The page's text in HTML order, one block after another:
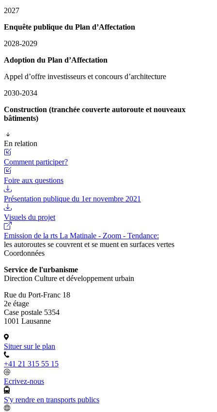
2027
Enquête publique du Plan d’Affectation
2028-2029
Adoption du Plan d’Affectation
Appel d’offre investisseurs et concours d’architecture
2030-2034
Construction (tranchée couverte autoroute et nouveaux
bâtiments)
En relation
Comment participer?
Foire aux questions
Présentation publique du 1er novembre 2021
Visuels du projet
Emission de la rts La Matinale - Zoom - Tendance:
les autoroutes se couvrent et se muent en surfaces vertes
Coordonnées
Service de l'urbanisme
Direction Culture et développement urbain
Rue du Port-Franc 18
2e étage
Case postale 5354
1001 Lausanne
Situer sur le plan
+41 21 315 55 15
Ecrivez-nous
S'y rendre en transports publics